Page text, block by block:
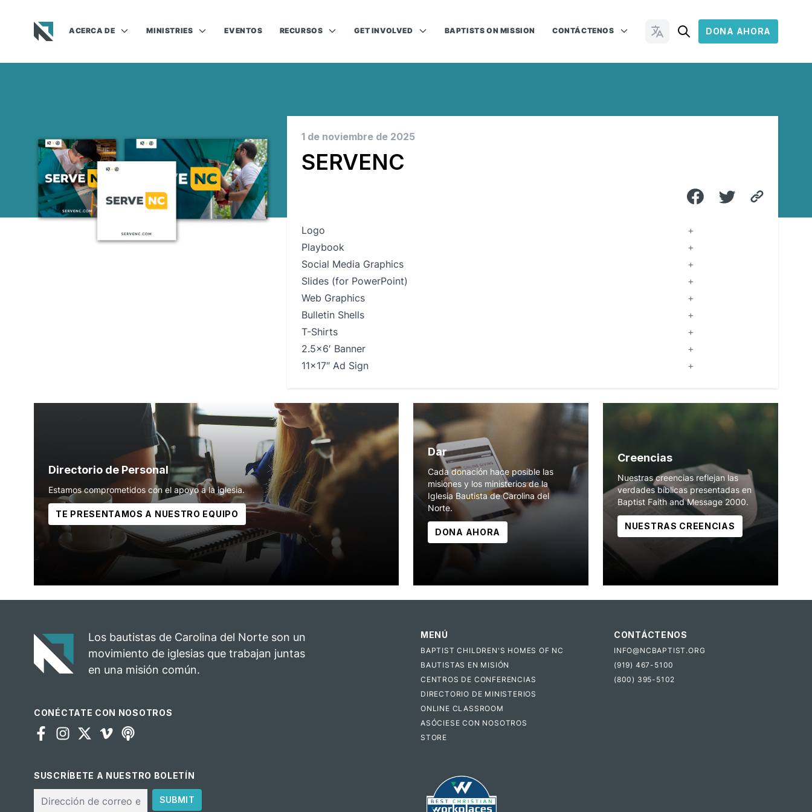
ACERCA DE MINISTRIES EVENTOS RECURSOS GET INVOLVED BAPTISTS ON MISSION CONTÁCTENOS Cambiar idiomaDONA AHORA
1 de noviembre de 2025
SERVENC
Logo
Playbook
Social Media Graphics
Slides (for PowerPoint)
Web Graphics
Bulletin Shells
T-Shirts
2.5×6′ Banner
11×17″ Ad Sign
Directorio de Personal
Estamos comprometidos con el apoyo a la iglesia.
TE PRESENTAMOS A NUESTRO EQUIPO
Dar
Cada donación hace posible las
misiones y los ministerios de la
Iglesia Bautista de Carolina del
Norte.
DONA AHORA
Creencias
Nuestras creencias reflejan las
verdades bíblicas presentadas en
Baptist Faith and Message 2000.
NUESTRAS CREENCIAS
Los bautistas de Carolina del Norte son un
movimiento de iglesias que trabajan juntas
en una misión común.
CONÉCTATE CON NOSOTROS
SUSCRÍBETE A NUESTRO BOLETÍN
electrónico
SUBMIT
MENÚ
BAPTIST CHILDREN'S HOMES OF NC
BAUTISTAS EN MISIÓN
CENTROS DE CONFERENCIAS
DIRECTORIO DE MINISTERIOS
ONLINE CLASSROOM
ASÓCIESE CON NOSOTROS
STORE
CONTÁCTENOS
INFO@NCBAPTIST.ORG
(919) 467-5100
(800) 395-5102